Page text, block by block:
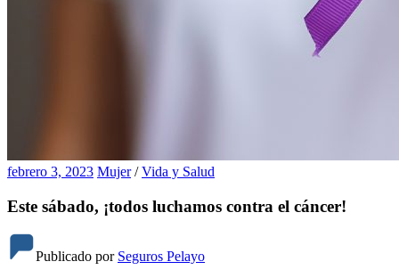
febrero 3, 2023 Mujer/Vida y Salud
Este sábado, ¡todos luchamos contra el cáncer!
Publicado por Seguros Pelayo